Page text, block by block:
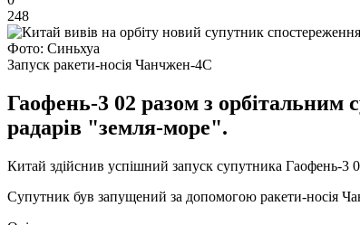
248
Фото: Синьхуа
Запуск ракети-носія Чанчжен-4С
Гаофень-3 02 разом з
радарів "земля-море".
Китай здійснив успішний запуск супутника Гаофень-
Супутник був запущений за допомогою ракети-носія